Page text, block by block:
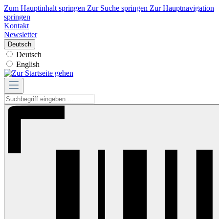
Zum Hauptinhalt springen Zur Suche springen Zur Hauptnavigation
springen
Kontakt
Newsletter
Deutsch
Deutsch
English